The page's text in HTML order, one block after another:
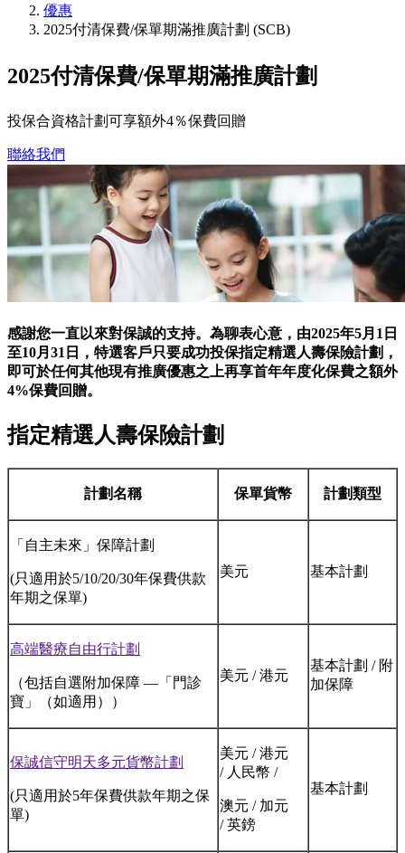
優惠
2025付清保費/保單期滿推廣計劃 (SCB)
2025付清保費/保單期滿推廣計劃
投保合資格計劃可享額外4％保費回贈
聯絡我們
感謝您一直以來對保誠的支持。為聊表心意，由2025年5月1日
至10月31日，特選客戶只要成功投保指定精選人壽保險計劃，
即可於任何其他現有推廣優惠之上再享首年年度化保費之額外
4%保費回贈。
指定精選人壽保險計劃
計劃名稱 保單貨幣 計劃類型
「自主未來」保障計劃
(只適用於5/10/20/30年保費供款
年期之保單)
美元 基本計劃
高端醫療自由行計劃
（包括自選附加保障 —「門診
寶」（如適用））
美元 / 港元
基本計劃 / 附
加保障
保誠信守明天多元貨幣計劃
(只適用於5年保費供款年期之保
單)
美元 / 港元
/ 人民幣 /
澳元 / 加元
/ 英鎊
基本計劃